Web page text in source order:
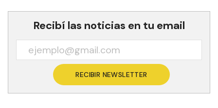
Recibí las noticias en tu email
RECIBIR NEWSLETTER